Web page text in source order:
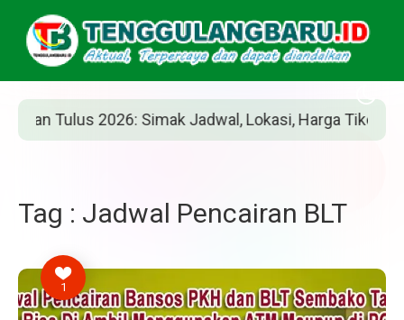
Tulus 2026: Simak Jadwal, Lokasi, Harga Tiket, dan
Tag : Jadwal Pencairan BLT
1